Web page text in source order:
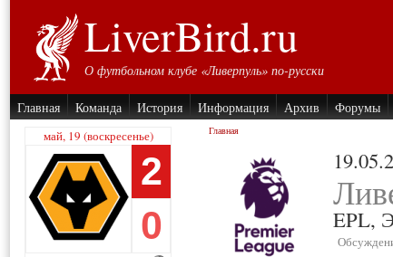
LiverBird.ru
О футбольном клубе «Ливерпуль» по-русски
Главная Команда История Информация Архив Форумы
май, 19 (воскресенье)
2
0
Главная
EPL,